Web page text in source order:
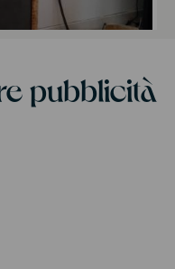
pubblicità